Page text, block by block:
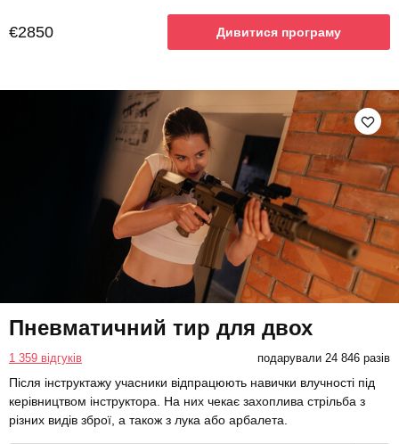
€2850 Дивитися програму
Пневматичний тир для двох
1 359 відгуків подарували 24 846 разів
Після інструктажу учасники відпрацюють навички влучності під
керівництвом інструктора. На них чекає захоплива стрільба з
різних видів зброї, а також з лука або арбалета.